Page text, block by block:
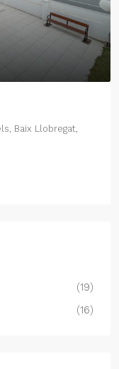
Baix Llobregat,
(19)
(16)